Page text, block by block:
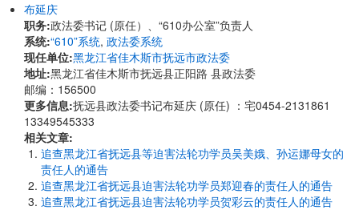
布延庆
职务:政法委书记 (原任）、“610办公室”负责人
系统:“610”系统, 政法委系统
现任单位:黑龙江省佳木斯市抚远市政法委
地址:黑龙江省佳木斯市抚远县正阳路 县政法委
邮编：156500
更多信息:抚远县政法委书记布延庆 (原任) ：宅0454-2131861
13349545333
相关文章:
追查黑龙江省抚远县等迫害法轮功学员吴美娥、孙运娜母女的
责任人的通告
追查黑龙江省抚远县迫害法轮功学员郑迎春的责任人的通告
追查黑龙江省抚远县迫害法轮功学员贺彩云的责任人的通告